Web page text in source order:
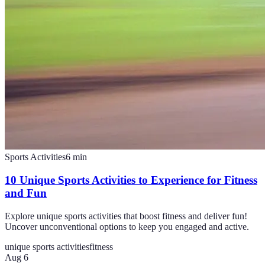
Sports Activities6 min
10 Unique Sports Activities to Experience for Fitness
and Fun
Explore unique sports activities that boost fitness and deliver fun!
Uncover unconventional options to keep you engaged and active.
unique sports activitiesfitness
Aug 6